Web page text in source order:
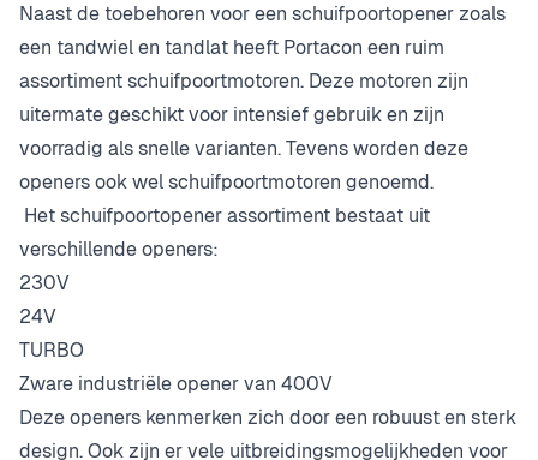
Naast de toebehoren voor een schuifpoortopener zoals
een tandwiel en tandlat heeft Portacon een ruim
assortiment schuifpoortmotoren. Deze motoren zijn
uitermate geschikt voor intensief gebruik en zijn
voorradig als snelle varianten. Tevens worden deze
openers ook wel schuifpoortmotoren genoemd.
Het schuifpoortopener assortiment bestaat uit
verschillende openers:
230V
24V
TURBO
Zware industriële opener van 400V
Deze openers kenmerken zich door een robuust en sterk
design. Ook zijn er vele uitbreidingsmogelijkheden voor